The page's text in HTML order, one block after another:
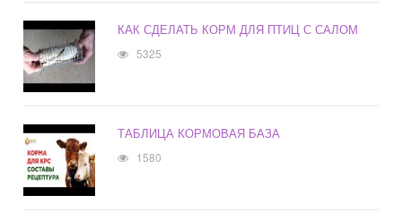
КАК СДЕЛАТЬ КОРМ ДЛЯ ПТИЦ С САЛОМ
5325
ТАБЛИЦА КОРМОВАЯ БАЗА
1580